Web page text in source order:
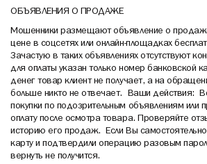
ОБЪЯВЛЕНИЯ О ПРОДАЖЕ
Мошенники размещают объявление о
цене в соцсетях или онлайн-площадках
Зачастую в таких объявлениях отсутствуют
для оплаты указан только номер банковской
денег товар клиент не получает, а на
больше никто не отвечает. Ваши действия:
покупки по подозрительным объявлениям или
оплату после осмотра товара. Проверяйте
историю его продаж. Если Вы
карту и подтвердили операцию разовым
вернуть не получится.